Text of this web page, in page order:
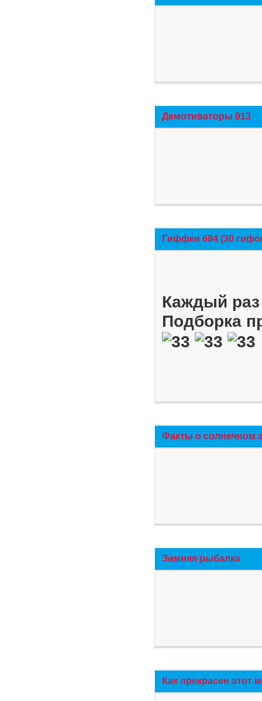
Демотиваторы 913
Гиффки 694 (30
Каждый
Подборка
Факты о солнечном
Зимняя рыбалка
Как прекрасен этот